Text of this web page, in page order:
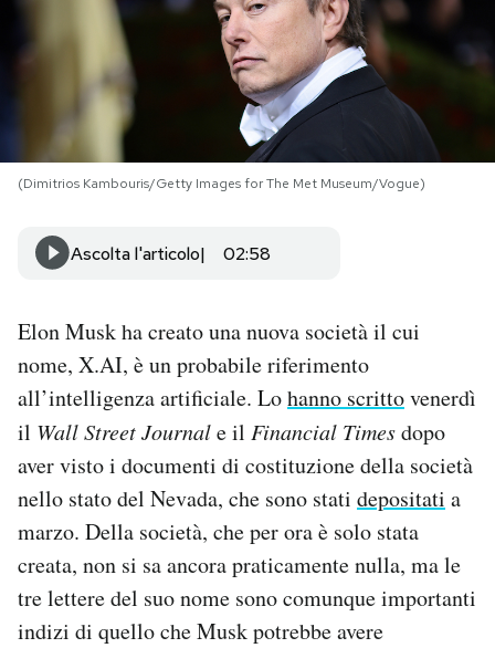
NEWSLETTER
I MIEI PREFERITI
SHOP
CALENDARIO
AREA PERSONALE
Area Personale
Newsletter
Notifiche mobile
Regala il Post
Hai bisogno di aiuto?
Esci
(Dimitrios Kambouris/Getty Images for The Met Museum/Vogue)
Ascolta l'articolo 02:58
Elon Musk ha creato una nuova società il cui
nome, X.AI, è un probabile riferimento
all’intelligenza artificiale. Lohanno scrittovenerdì
il Wall Street Journale il Financial Timesdopo
aver visto i documenti di costituzione della società
nello stato del Nevada, che sono stati depositati a
marzo. Della società, che per ora è solo stata
creata, non si sa ancora praticamente nulla, ma le
tre lettere del suo nome sono comunque importanti
indizi di quello che Musk potrebbe avere